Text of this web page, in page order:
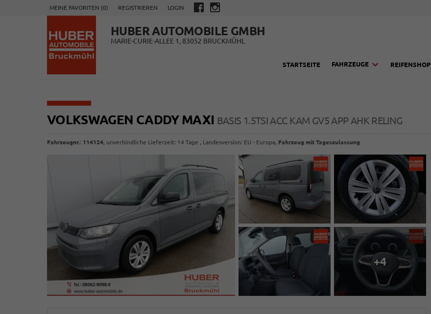
MEINE FAVORITEN (0) REGISTRIEREN LOGIN
HUBER AUTOMOBILE GMBH
MARIE-CURIE-ALLEE 1, 83052 BRUCKMÜHL
STARTSEITE FAHRZEUGE REIFENSHOP
VOLKSWAGEN CADDY MAXI BASIS 1.5TSI ACC KAM GV5 APP AHK RELING
Fahrzeugnr.: 114124, unverbindliche Lieferzeit: 14 Tage , Landesversion: EU - Europa, Fahrzeug mit Tageszulassung
+4